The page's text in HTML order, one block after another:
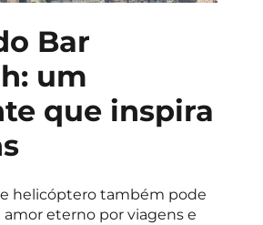
Bar
um
que inspira
helicóptero também pode
eterno por viagens e